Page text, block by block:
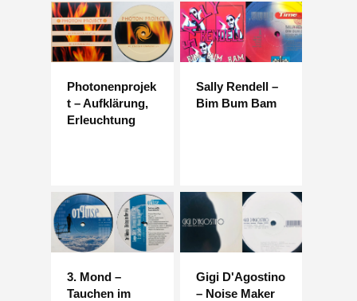
Photonenprojek
t – Aufklärung,
Erleuchtung
Sally Rendell –
Bim Bum Bam
3. Mond –
Tauchen im
Gigi D'Agostino
– Noise Maker